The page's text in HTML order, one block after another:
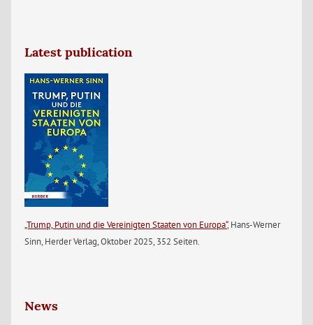
Latest publication
„Trump, Putin und die Vereinigten Staaten von Europa“, Hans-Werner
Sinn, Herder Verlag, Oktober 2025, 352 Seiten.
News